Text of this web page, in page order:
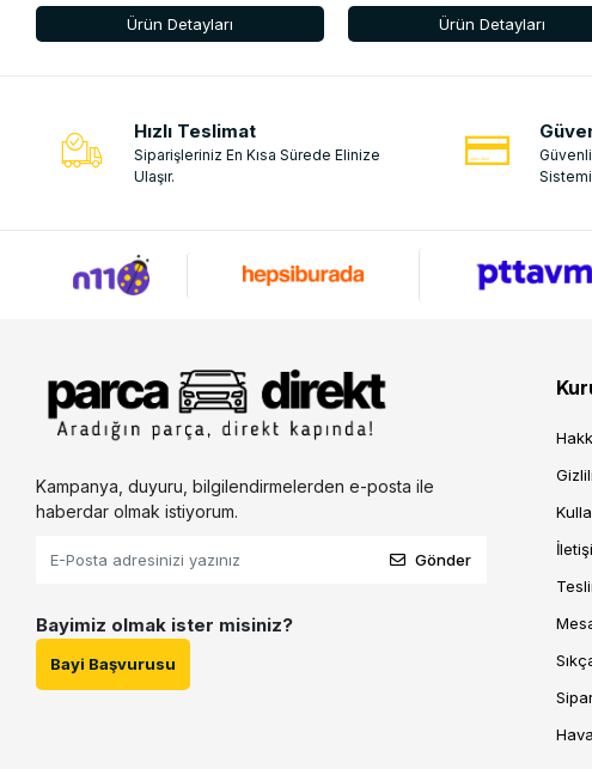
Ürün Detayları Ürün Detayları
Hızlı Teslimat
Siparişleriniz En Kısa Sürede Elinize
Ulaşır.
Sistemi
Kampanya, duyuru, bilgilendirmelerden e-posta ile
haberdar olmak istiyorum.
Gönder
Bayimiz olmak ister misiniz?
Bayi Başvurusu